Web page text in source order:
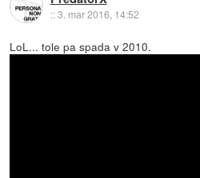
::3. mar 2016, 14:52
LoL... tole pa spada v 2010.